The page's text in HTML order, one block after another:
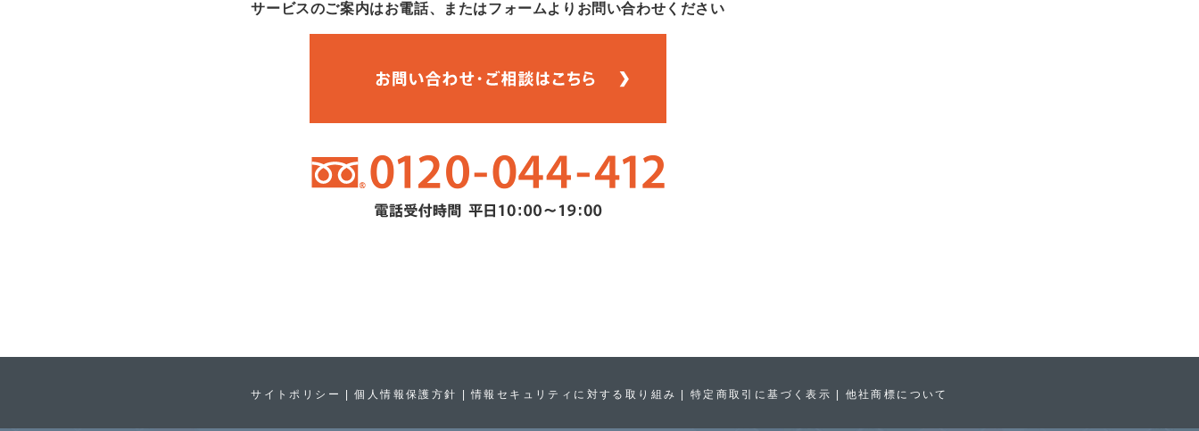
サービスのご案内はお電話、 またはフォームよりお問い合わせください
サイトポリシー 個人情報保護方針 情報セキュリティに対する取り組み 特定商取引に基づく表示 他社商標について